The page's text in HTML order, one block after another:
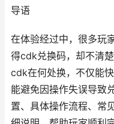
导语
在体验经过中，很多玩
得cdk兑换码，却不清
cdk在何处换，不仅能
能避免因操作失误导致
置、具体操作流程、常